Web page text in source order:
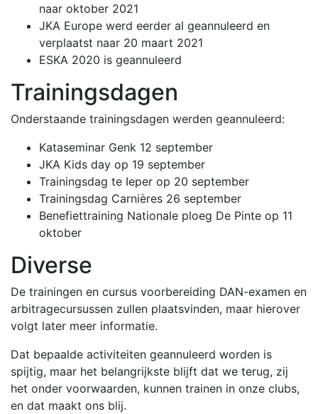
naar oktober 2021
JKA Europe werd eerder al geannuleerd en
verplaatst naar 20 maart 2021
ESKA 2020 is geannuleerd
Trainingsdagen
Onderstaande trainingsdagen werden geannuleerd:
Kataseminar Genk 12 september
JKA Kids day op 19 september
Trainingsdag te Ieper op 20 september
Trainingsdag Carnières 26 september
Benefiettraining Nationale ploeg De Pinte op 11
oktober
Diverse
De trainingen en cursus voorbereiding DAN-examen en
arbitragecursussen zullen plaatsvinden, maar hierover
volgt later meer informatie.
Dat bepaalde activiteiten geannuleerd worden is
spijtig, maar het belangrijkste blijft dat we terug, zij
het onder voorwaarden, kunnen trainen in onze clubs,
en dat maakt ons blij.